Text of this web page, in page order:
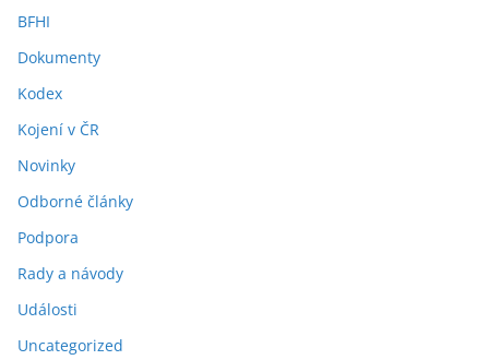
BFHI
Dokumenty
Kodex
Kojení v ČR
Novinky
Odborné články
Podpora
Rady a návody
Události
Uncategorized